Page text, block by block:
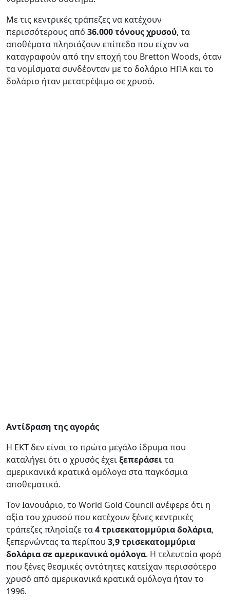
Με τις κεντρικές τράπεζες να κατέχουν
περισσότερους από 36.000 τόνους χρυσού, τα
αποθέματα πλησιάζουν επίπεδα που είχαν να
καταγραφούν από την εποχή του Bretton Woods, όταν
τα νομίσματα συνδέονταν με το δολάριο ΗΠΑ και το
δολάριο ήταν μετατρέψιμο σε χρυσό.
Αντίδραση της αγοράς
Η ΕΚΤ δεν είναι το πρώτο μεγάλο ίδρυμα που
καταλήγει ότι ο χρυσός έχειξεπεράσειτα
αμερικανικά κρατικά ομόλογα στα παγκόσμια
αποθεματικά.
Τον Ιανουάριο, το World Gold Council ανέφερε ότι η
αξία του χρυσού που κατέχουν ξένες κεντρικές
τράπεζες πλησίαζε τα4 τρισεκατομμύρια δολάρια,
ξεπερνώντας τα περίπου 3,9 τρισεκατομμύρια
δολάρια σε αμερικανικά ομόλογα. Η τελευταία φορά
που ξένες θεσμικές οντότητες κατείχαν περισσότερο
χρυσό από αμερικανικά κρατικά ομόλογα ήταν το
1996.